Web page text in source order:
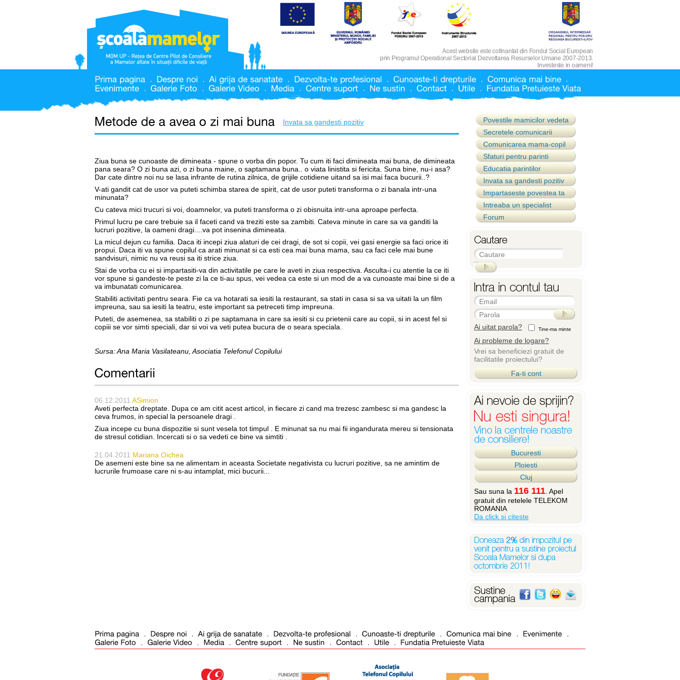
Acest website este cofinantat din Fondul Social European
prin Programul Operational Sectorial Dezvoltarea Resurselor Umane 2007-2013.
Investeste in oameni!
Invata sa gandesti pozitiv
Ziua buna se cunoaste de dimineata - spune o vorba din popor. Tu cum iti faci dimineata mai buna, de dimineata
pana seara? O zi buna azi, o zi buna maine, o saptamana buna.. o viata linistita si fericita. Suna bine, nu-i asa?
Dar cate dintre noi nu se lasa infrante de rutina zilnica, de grijile cotidiene uitand sa isi mai faca bucurii..?
V-ati gandit cat de usor va puteti schimba starea de spirit, cat de usor puteti transforma o zi banala intr-una
minunata?
Cu cateva mici trucuri si voi, doamnelor, va puteti transforma o zi obisnuita intr-una aproape perfecta.
Primul lucru pe care trebuie sa il faceti cand va treziti este sa zambiti. Cateva minute in care sa va ganditi la
lucruri pozitive, la oameni dragi....va pot insenina dimineata.
La micul dejun cu familia. Daca iti incepi ziua alaturi de cei dragi, de sot si copii, vei gasi energie sa faci orice iti
propui. Daca iti va spune copilul ca arati minunat si ca esti cea mai buna mama, sau ca faci cele mai bune
sandvisuri, nimic nu va reusi sa iti strice ziua.
Stai de vorba cu ei si impartasiti-va din activitatile pe care le aveti in ziua respectiva. Asculta-i cu atentie la ce iti
vor spune si gandeste-te peste zi la ce ti-au spus, vei vedea ca este si un mod de a va cunoaste mai bine si de a
va imbunatati comunicarea.
Stabiliti activitati pentru seara. Fie ca va hotarati sa iesiti la restaurant, sa stati in casa si sa va uitati la un film
impreuna, sau sa iesiti la teatru, este important sa petreceti timp impreuna.
Puteti, de asemenea, sa stabiliti o zi pe saptamana in care sa iesiti si cu prietenii care au copii, si in acest fel si
copiii se vor simti speciali, dar si voi va veti putea bucura de o seara speciala.
Sursa: Ana Maria Vasilateanu, Asociatia Telefonul Copilului
06.12.2011 ASimion
Aveti perfecta dreptate. Dupa ce am citit acest articol, in fiecare zi cand ma trezesc zambesc si ma gandesc la
ceva frumos, in special la persoanele dragi .
Ziua incepe cu buna dispozitie si sunt vesela tot timpul . E minunat sa nu mai fii ingandurata mereu si tensionata
de stresul cotidian. Incercati si o sa vedeti ce bine va simtiti .
21.04.2011 Mariana Oichea
De asemeni este bine sa ne alimentam in aceasta Societate negativista cu lucruri pozitive, sa ne amintim de
lucrurile frumoase care ni s-au intamplat, mici bucurii...
Povestile mamicilor vedeta
Secretele comunicarii
Comunicarea mama-copil
Sfaturi pentru parinti
Educatia parintilor
Invata sa gandesti pozitiv
Impartaseste povestea ta
Intreaba un specialist
Forum
Cautare
Email
Parola
Tine-ma minte
Ai uitat parola?
Ai probleme de logare?
Vrei sa beneficiezi gratuit de
facilitatile proiectului?
Fa-ti cont
Bucuresti
Ploiesti
Cluj
Sau suna la 116 111 . Apel
gratuit din retelele TELEKOM
ROMANIA
Da click si citeste